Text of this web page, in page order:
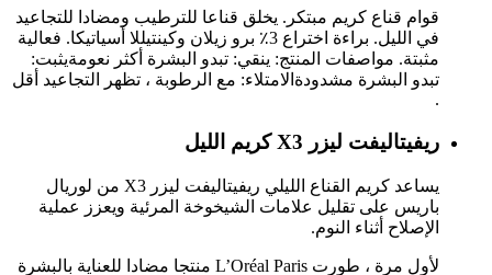
قوام قناع كريم مبتكر. يخلق قناعا للترطيب ومضادا للتجاعيد
في الليل. براءة اختراع 3٪ برو زيلان وكينتيللا أسياتيكا. فعالية
مثبتة. مواصفات المنتج: ينقي: تبدو البشرة أكثر نعومةيثبت:
تبدو البشرة مشدودةالامتلاء: مع الرطوبة ، تظهر التجاعيد أقل
.
ريفيتاليفت ليزر X3 كريم الليل
يساعد كريم القناع الليلي ريفيتاليفت ليزر X3 من لوريال
باريس على تقليل علامات الشيخوخة المرئية ويعزز عملية
الإصلاح أثناء النوم.
لأول مرة ، طورت L’Oréal Paris منتجا مضادا للعناية بالبشرة